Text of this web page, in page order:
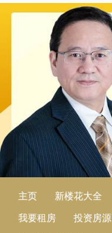
主页 新楼花大全
我要租房
投资房源